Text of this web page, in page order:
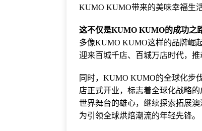
KUMO KUMO带来的美味幸福生活
这不仅是KUMO KUMO的成功之
多像KUMO KUMO这样的品牌崛
迎来百城千店、百城万店时代，推
同时，KUMO KUMO的全球化步
店正式开业，标志着全球化战略
世界舞台的雄心，继续探索拓展
为引领全球烘焙潮流的年轻先锋。